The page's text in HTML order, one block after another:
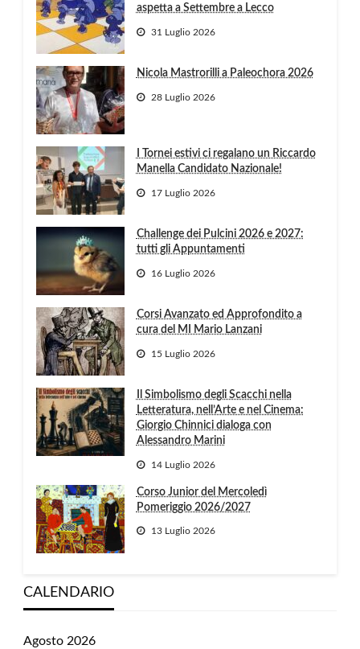
aspetta a Settembre a Lecco
31 Luglio 2026
Nicola Mastrorilli a Paleochora 2026
28 Luglio 2026
I Tornei estivi ci regalano un Riccardo
Manella Candidato Nazionale!
17 Luglio 2026
Challenge dei Pulcini 2026 e 2027:
tutti gli Appuntamenti
16 Luglio 2026
Corsi Avanzato ed Approfondito a
cura del MI Mario Lanzani
15 Luglio 2026
Il Simbolismo degli Scacchi nella
Letteratura, nell’Arte e nel Cinema:
Giorgio Chinnici dialoga con
Alessandro Marini
14 Luglio 2026
Corso Junior del Mercoledì
Pomeriggio 2026/2027
13 Luglio 2026
CALENDARIO
Agosto 2026